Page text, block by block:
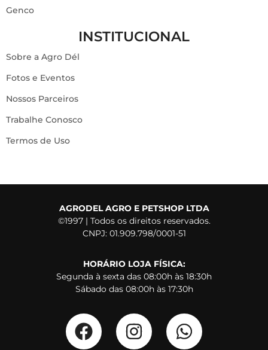
Genco
INSTITUCIONAL
Sobre a Agro Dél
Fotos e Eventos
Nossos Parceiros
Trabalhe Conosco
Termos de Uso
AGRODEL AGRO E PETSHOP LTDA
©1997 | Todos os direitos reservados.
CNPJ: 01.909.798/0001-51
HORÁRIO LOJA FÍSICA:
Segunda à sexta das 08:00h às 18:30h
Sábado das 08:00h às 17:30h